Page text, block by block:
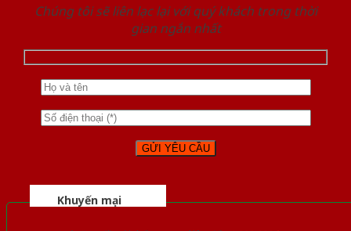
Chúng tôi sẽ liên lạc lại với quý khách trong thời
gian ngắn nhất
Khuyến mại